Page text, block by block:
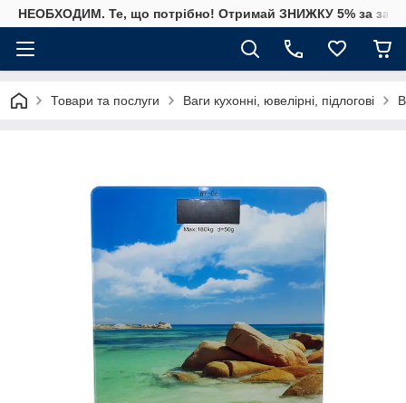
НЕОБХОДИМ. Те, що потрібно! Отримай ЗНИЖКУ 5% за
Товари та послуги Ваги кухонні, ювелірні, підлогові